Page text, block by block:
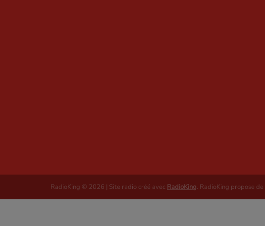
RadioKing © 2026 | Site radio créé avec RadioKing. RadioKing propose de